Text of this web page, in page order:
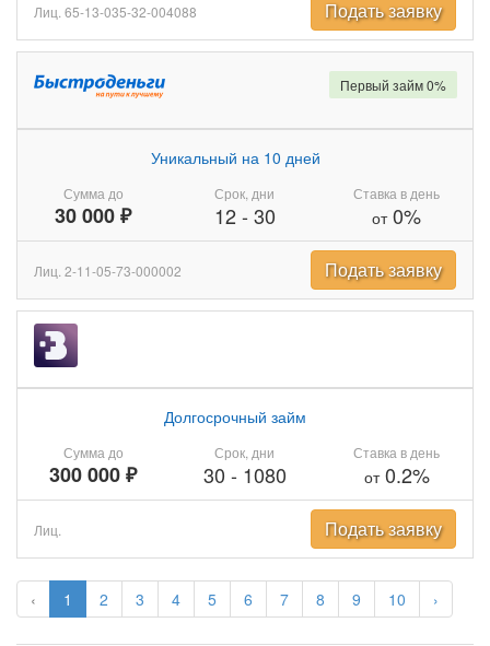
‹ 1 2 3 4 5 6 7 8 9 10 ›
Лиц. 65-13-035-32-004088 Подать заявку
Сумма до
30 000 ₽
Уникальный на 10 дней
Срок, дни
12- 30
Ставка в день
от0%
Первый займ 0%
Лиц. 2-11-05-73-000002 Подать заявку
Сумма до
300 000 ₽
Долгосрочный займ
Срок, дни
30 - 1080
Ставка в день
от0.2%
Лиц. Подать заявку